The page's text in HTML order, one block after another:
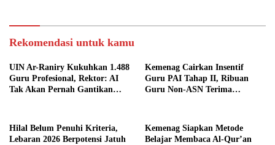
Rekomendasi untuk kamu
UIN Ar-Raniry Kukuhkan 1.488
Guru Profesional, Rektor: AI
Tak Akan Pernah Gantikan
Kemenag Cairkan Insentif
Guru PAI Tahap II, Ribuan
Guru Non-ASN Terima
Hilal Belum Penuhi Kriteria,
Lebaran 2026 Berpotensi Jatuh
Kemenag Siapkan Metode
Belajar Membaca Al-Qur’an